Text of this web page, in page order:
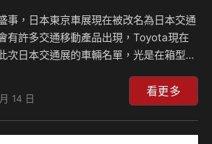
事，日本東京車展現在被改名為日本交通
有許多交通移動產品出現，Toyota現在
次日本交通展的車輛名單，光是在箱型車
純電動的Hiace車款，其樣貌相當前衛有
Gear Concept結合廂型車以及休旅車的
性。 Global Hiace BEV Concept這輛車
14 日
看更多